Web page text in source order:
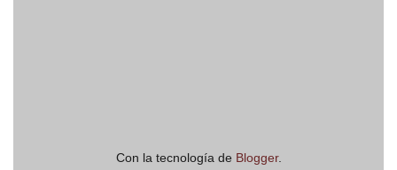
Con la tecnología de Blogger.